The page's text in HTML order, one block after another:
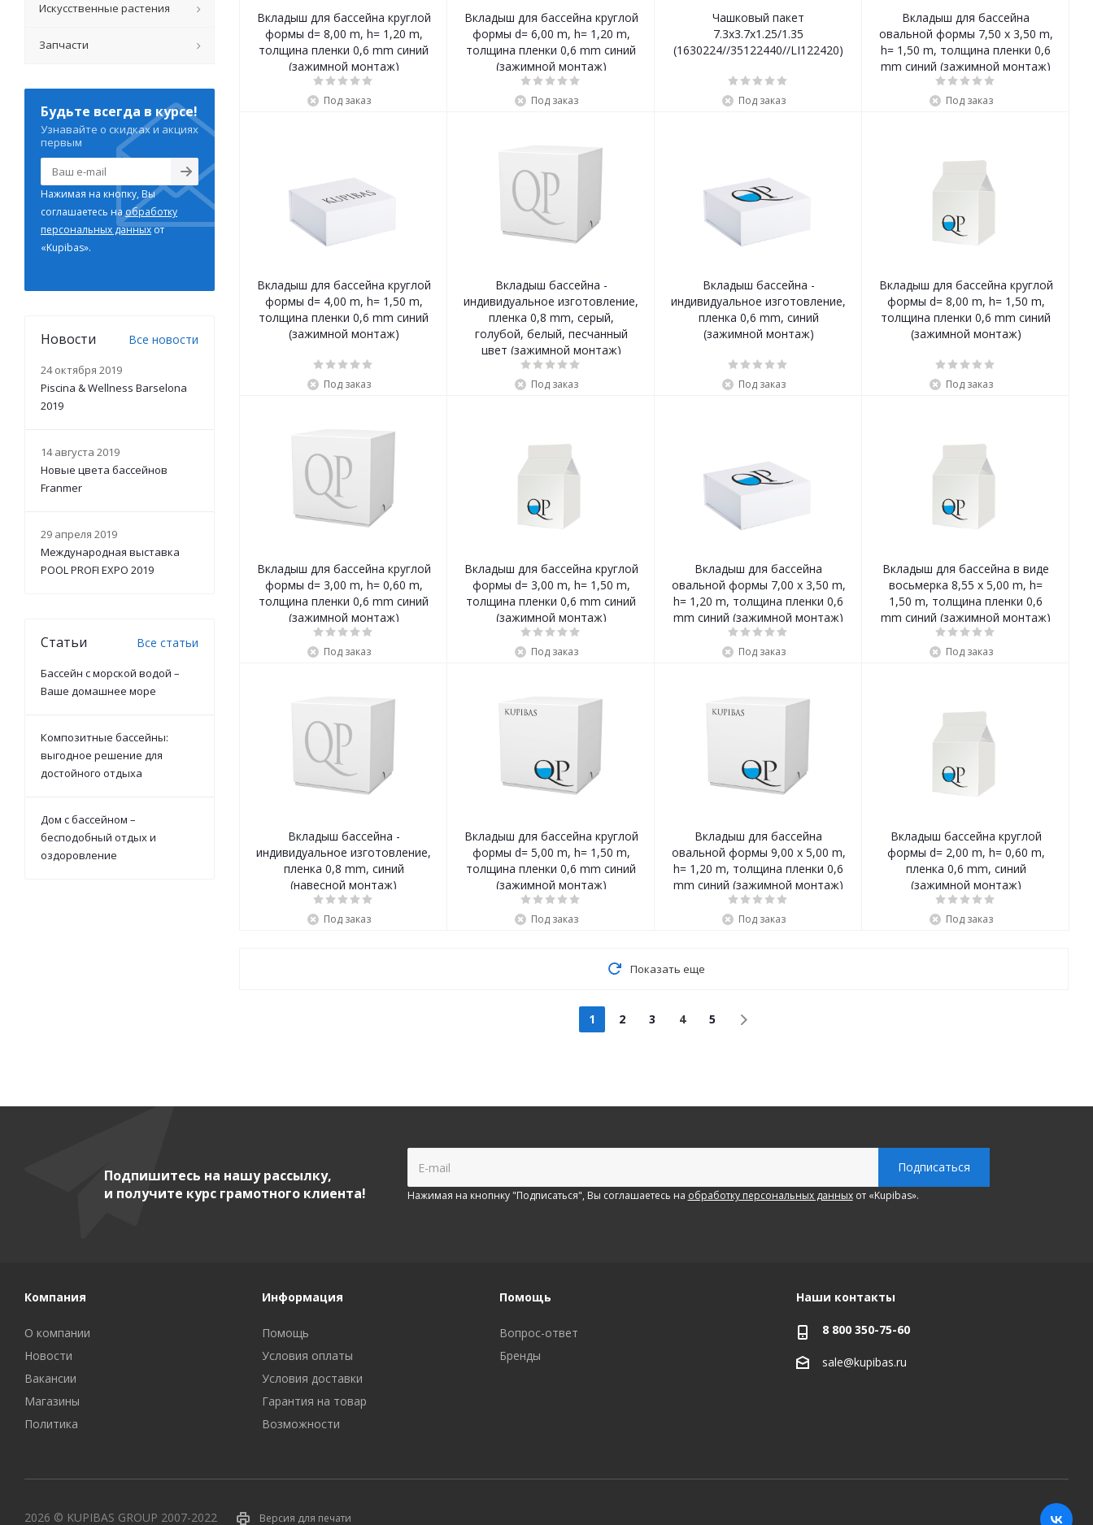
Вкладыш для бассейна круглой
формы d= 8,00 m, h= 1,20 m,
толщина пленки 0,6 mm синий
(зажимной монтаж)
Под заказ
Вкладыш для бассейна круглой
формы d= 6,00 m, h= 1,20 m,
толщина пленки 0,6 mm синий
(зажимной монтаж)
Под заказ
Чашковый пакет
7.3х3.7х1.25/1.35
(1630224//35122440//LI122420)
Под заказ
Вкладыш для бассейна
овальной формы 7,50 x 3,50 m,
h= 1,50 m, толщина пленки 0,6
mm синий (зажимной монтаж)
Под заказ
Вкладыш для бассейна круглой
формы d= 4,00 m, h= 1,50 m,
толщина пленки 0,6 mm синий
(зажимной монтаж)
Под заказ
Вкладыш бассейна -
индивидуальное изготовление,
пленка 0,8 mm, серый,
голубой, белый, песчанный
цвет (зажимной монтаж)
Под заказ
Вкладыш бассейна -
индивидуальное изготовление,
пленка 0,6 mm, синий
(зажимной монтаж)
Под заказ
Вкладыш для бассейна круглой
формы d= 8,00 m, h= 1,50 m,
толщина пленки 0,6 mm синий
(зажимной монтаж)
Под заказ
Вкладыш для бассейна круглой
формы d= 3,00 m, h= 0,60 m,
толщина пленки 0,6 mm синий
(зажимной монтаж)
Под заказ
Вкладыш для бассейна круглой
формы d= 3,00 m, h= 1,50 m,
толщина пленки 0,6 mm синий
(зажимной монтаж)
Под заказ
Вкладыш для бассейна
овальной формы 7,00 x 3,50 m,
h= 1,20 m, толщина пленки 0,6
mm синий (зажимной монтаж)
Под заказ
Вкладыш для бассейна в виде
восьмерка 8,55 x 5,00 m, h=
1,50 m, толщина пленки 0,6
mm синий (зажимной монтаж)
Под заказ
Вкладыш бассейна -
индивидуальное изготовление,
пленка 0,8 mm, синий
(навесной монтаж)
Под заказ
Вкладыш для бассейна круглой
формы d= 5,00 m, h= 1,50 m,
толщина пленки 0,6 mm синий
(зажимной монтаж)
Под заказ
Вкладыш для бассейна
овальной формы 9,00 x 5,00 m,
h= 1,20 m, толщина пленки 0,6
mm синий (зажимной монтаж)
Под заказ
Вкладыш бассейна круглой
формы d= 2,00 m, h= 0,60 m,
пленка 0,6 mm, синий
(зажимной монтаж)
Под заказ
Показать еще
1 2 3 4 5
Искусственные растения
Запчасти
Будьте всегда в курсе!
Узнавайте о скидках и акциях
первым
Нажимая на кнопку, Вы
соглашаетесь наобработку
персональных данныхот
«Kupibas».
Новости Все новости
24 октября 2019
Piscina & Wellness Barselona
2019
14 августа 2019
Новые цвета бассейнов
Franmer
29 апреля 2019
Международная выставка
POOL PROFI EXPO 2019
Статьи Все статьи
Бассейн с морской водой –
Ваше домашнее море
Композитные бассейны:
выгодное решение для
достойного отдыха
Дом с бассейном –
бесподобный отдых и
оздоровление
Подпишитесь на нашу рассылку,
и получите курс грамотного клиента!
Нажимая на кнопнку "Подписаться", Вы соглашаетесь на обработку персональных данныхот «Kupibas».
Компания
О компании
Новости
Вакансии
Магазины
Политика
Информация
Помощь
Условия оплаты
Условия доставки
Гарантия на товар
Возможности
Помощь
Вопрос-ответ
Бренды
Наши контакты
8 800 350-75-60
sale@kupibas.ru
2026 © KUPIBAS GROUP 2007-2022 Версия для печати